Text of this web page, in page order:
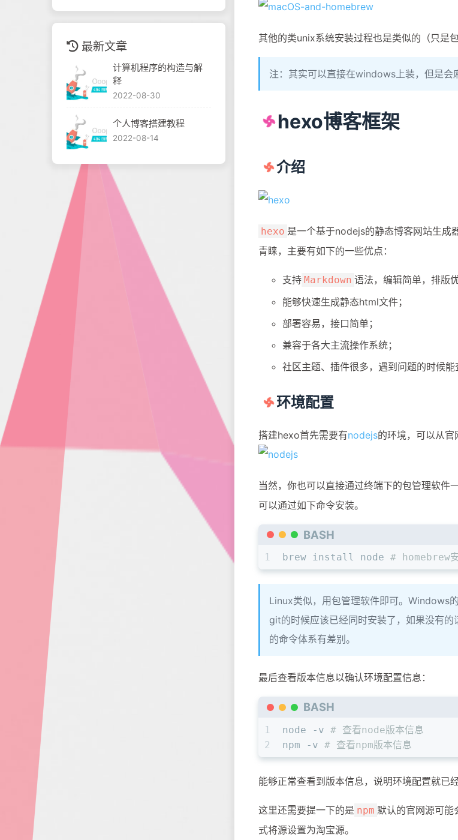
其他的类unix系统安装过程也是类似的（只是
注：其实可以直接在windows上装，但是会
hexo博客框架
介绍
hexo 是一个基于nodejs的静态博客网站生成
青睐，主要有如下的一些优点：
支持 Markdown 语法，编辑简单，排版优
能够快速生成静态html文件；
部署容易，接口简单；
兼容于各大主流操作系统；
社区主题、插件很多，遇到问题的时候能
环境配置
搭建hexo首先需要有nodejs的环境，可以从官
当然，你也可以直接通过终端下的包管理软件
可以通过如下命令安装。
BASH
1 brew install node # homebrew
Linux类似，用包管理软件即可。Windows
git的时候应该已经同时安装了，如果没有的
的命令体系有差别。
最后查看版本信息以确认环境配置信息：
BASH
1
2
node -v # 查看node版本信息
npm -v # 查看npm版本信息
能够正常查看到版本信息，说明环境配置就已经
这里还需要提一下的是 npm 默认的官网源可能
式将源设置为淘宝源。
最新文章
计算机程序的构造与解
释
2022-08-30
个人博客搭建教程
2022-08-14